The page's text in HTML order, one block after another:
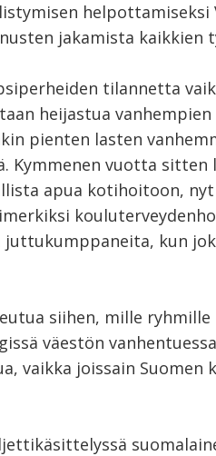
jakamista kaikkien
tilannetta
heijastua
pienten lasten
Kymmenen vuotta sitten
apua kotihoitoon, nyt
kun
siihen, mille ryhmille
väestön
vaikka joissain Suomen